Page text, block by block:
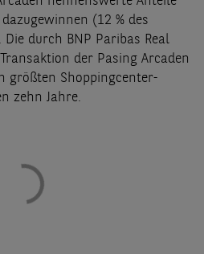
(12 % des
Die durch BNP Paribas Real
der Pasing Arcaden
größten Shoppingcenter-
zehn Jahre.